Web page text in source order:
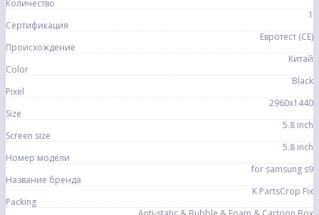
Количество
1
Сертификация
Евротест (СЕ)
Происхождение
Китай
Color
Black
Pixel
2960x1440
Size
5.8 inch
Screen size
5.8 inch
Номер модели
for samsung s9
Название бренда
K PartsCrop Fix
Packing